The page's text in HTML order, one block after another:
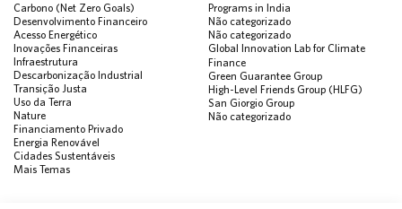
Carbono (Net Zero Goals)
Desenvolvimento Financeiro
Acesso Energético
Inovações Financeiras
Infraestrutura
Descarbonização Industrial
Transição Justa
Uso da Terra
Nature
Financiamento Privado
Energia Renovável
Cidades Sustentáveis
Mais Temas
Programs in India
Não categorizado
Não categorizado
Global Innovation Lab for Climate
Finance
Green Guarantee Group
High-Level Friends Group (HLFG)
San Giorgio Group
Não categorizado